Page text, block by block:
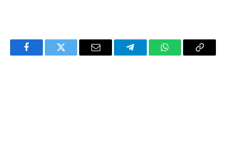
FacebookTwitter Email TelegramWhatsAppCopy